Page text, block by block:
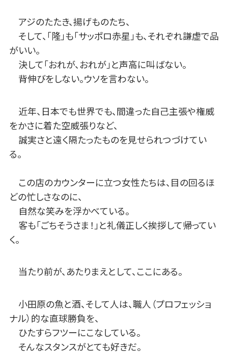
アジのたたき、揚げものたち、
そして、「隆」も「サッポロ赤星」も、それぞれ謙虚で品
がいい。
決して「おれが、おれが」と声高に叫ばない。
背伸びをしない。ウソを言わない。
近年、日本でも世界でも、間違った自己主張や権威
をかさに着た空威張りなど、
誠実さと遠く隔たったものを見せられつづけてい
る。
この店のカウンターに立つ女性たちは、目の回るほ
どの忙しさなのに、
自然な笑みを浮かべている。
客も「ごちそうさま！」と礼儀正しく挨拶して帰ってい
く。
当たり前が、あたりまえとして、ここにある。
小田原の魚と酒、そして人は、職人（プロフェッショ
ナル）的な直球勝負を、
ひたすらフツーにこなしている。
そんなスタンスがとても好きだ。